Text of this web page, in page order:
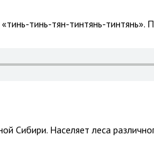
тинь-тян-тинтянь-
Сибири. Населяет леса